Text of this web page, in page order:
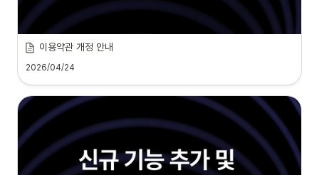
이용약관 개정 안내
2026/04/24